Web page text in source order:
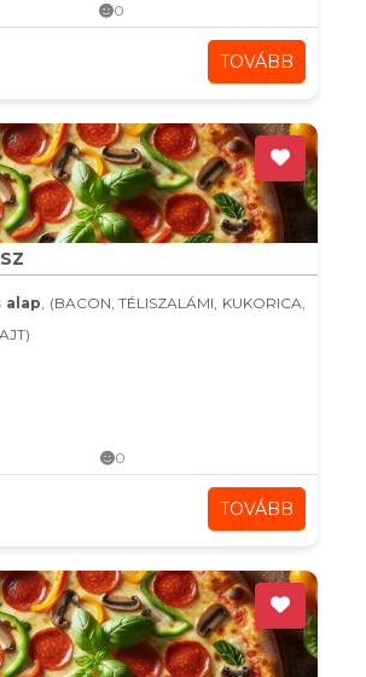
0
TOVÁBB
alap, (BACON, TÉLISZALÁMI, KUKORICA,
0
TOVÁBB